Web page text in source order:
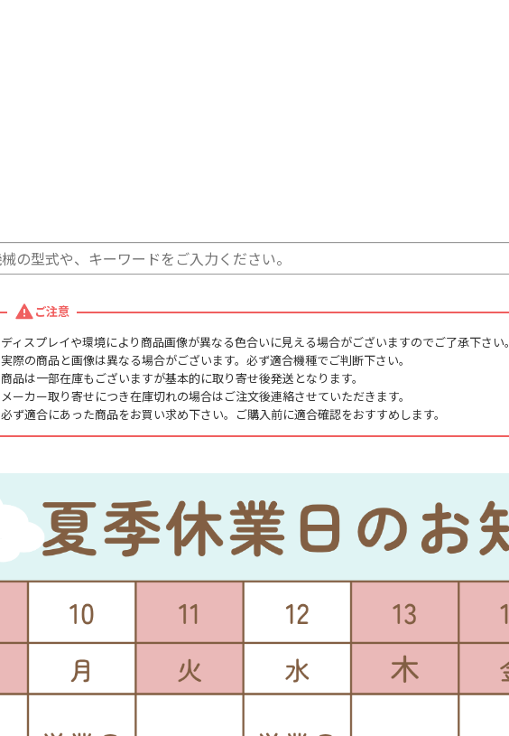
ご注意
ディスプレイや環境により商品画像が異なる色合いに見える場合がございますのでご了承下さい。
実際の商品と画像は異なる場合がございます。必ず適合機種でご判断下さい。
商品は一部在庫もございますが基本的に取り寄せ後発送となります。
メーカー取り寄せにつき在庫切れの場合はご注文後連絡させていただきます。
必ず適合にあった商品をお買い求め下さい。ご購入前に適合確認をおすすめします。